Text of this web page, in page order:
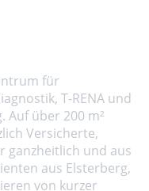
für
T-RENA und
Auf über 200 m²
Versicherte,
ganzheitlich und aus
aus Elsterberg,
von kurzer